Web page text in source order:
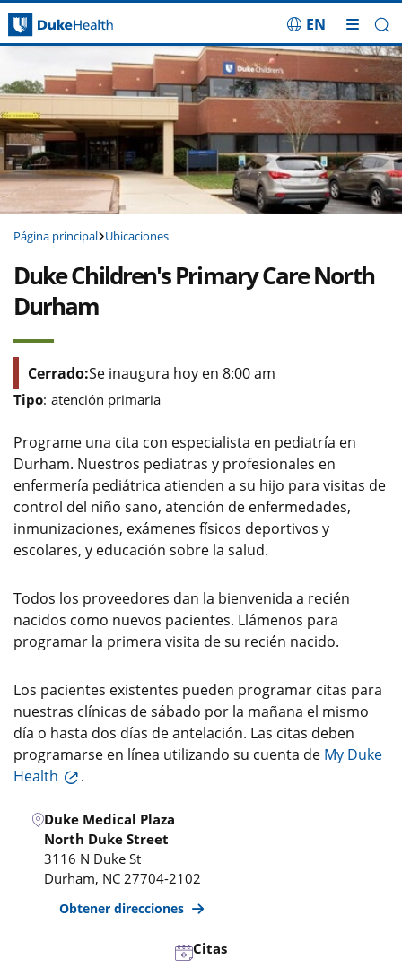
Saltar navegación
EN
Página principal Ubicaciones
Duke Children's Primary Care North
Durham
Cerrado:Se inaugura hoy en 8:00 am
Tipo: atención primaria
Programe una cita con especialista en pediatría en
Durham. Nuestros pediatras y profesionales en
enfermería pediátrica atienden a su hijo para visitas de
control del niño sano, atención de enfermedades,
inmunizaciones, exámenes físicos deportivos y
escolares, y educación sobre la salud.
Todos los proveedores dan la bienvenida a recién
nacidos como nuevos pacientes. Llámenos para
programar la primera visita de su recién nacido.
Los pacientes existentes pueden programar citas para
nuestras clínicas de sábado por la mañana el mismo
día o hasta dos días de antelación. Las citas deben
programarse en línea utilizando su cuenta de My Duke
Health
.
Duke Medical Plaza
North Duke Street
3116 N Duke St
Durham, NC 27704-2102
Obtener direcciones
Citas